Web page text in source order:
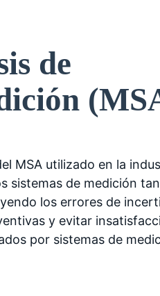
de
MSA utilizado en la
sistemas de medición
los errores de
y evitar
por sistemas de